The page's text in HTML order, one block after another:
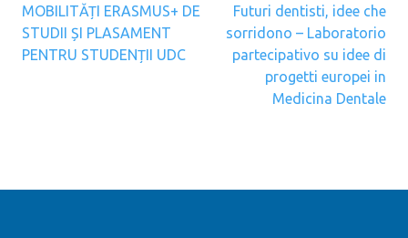
MOBILITĂȚI ERASMUS+ DE
STUDII ȘI PLASAMENT
PENTRU STUDENȚII UDC
Futuri dentisti, idee che
sorridono – Laboratorio
partecipativo su idee di
progetti europei in
Medicina Dentale